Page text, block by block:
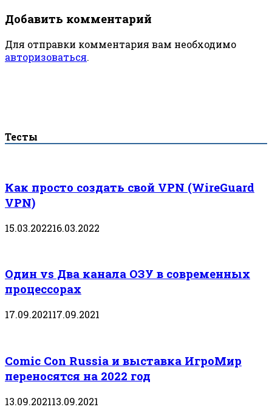
Добавить комментарий
Для отправки комментария вам необходимо
авторизоваться.
Тесты
Как просто создать свой VPN (WireGuard
VPN)
15.03.202216.03.2022
Один vs Два канала ОЗУ в современных
процессорах
17.09.202117.09.2021
Comic Con Russia и выставка ИгроМир
переносятся на 2022 год
13.09.202113.09.2021